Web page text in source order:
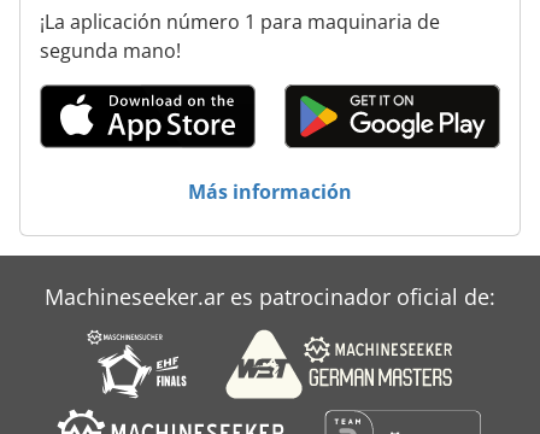
Plegadora
Plegadoras
Prensa Excéntrica
Prensas Plegadoras
Simplex
¡La aplicación número 1 para maquinaria de
segunda mano!
Más información
Machineseeker.ar es patrocinador oficial de: